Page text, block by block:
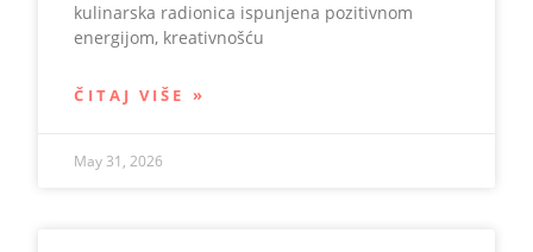
kulinarska radionica ispunjena pozitivnom
energijom, kreativnošću
ČITAJ VIŠE »
May 31, 2026